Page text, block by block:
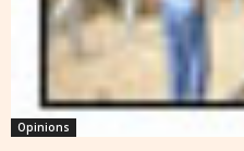
Opinions